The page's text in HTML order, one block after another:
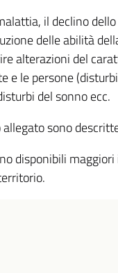
il declino
delle abilità
alterazioni del
e le persone
del sonno ecc.
sono
disponibili